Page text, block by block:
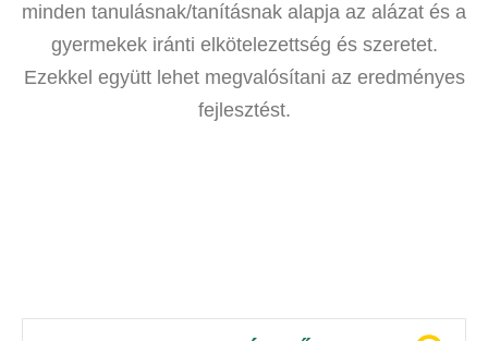
minden tanulásnak/tanításnak alapja az alázat és a
gyermekek iránti elkötelezettség és szeretet.
Ezekkel együtt lehet megvalósítani az eredményes
fejlesztést.